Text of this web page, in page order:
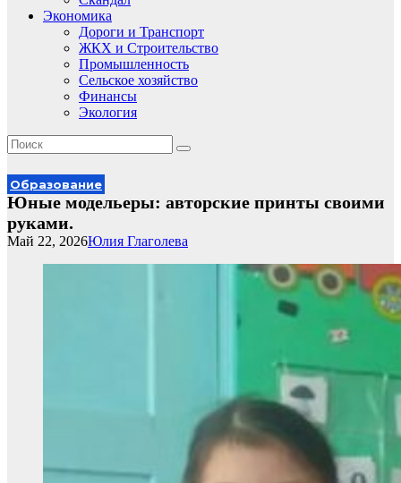
Экономика
Дороги и Транспорт
ЖКХ и Строительство
Промышленность
Сельское хозяйство
Финансы
Экология
Образование
Юные модельеры: авторские принты своими
руками.
Юлия Глаголева
Май 22, 2026